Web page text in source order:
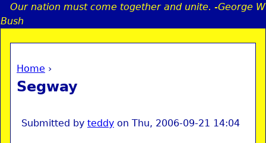
Jump to navigation
Our nation must come together and unite. -George W
Bush
You are here
Home ›
Segway
Submitted by teddy on Thu, 2006-09-21 14:04